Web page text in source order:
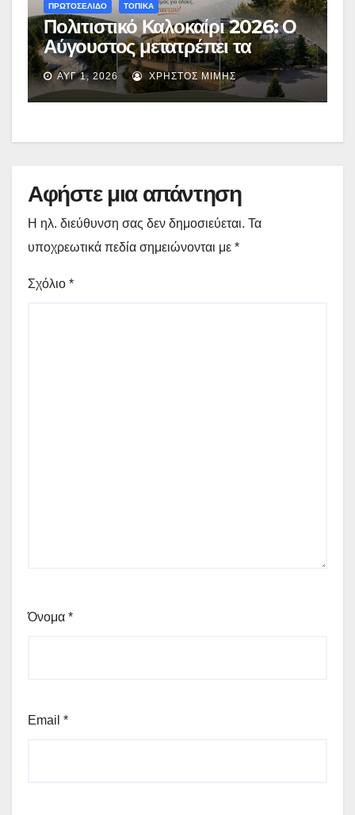
ΠΡΩΤΟΣΕΛΙΔΟ ΤΟΠΙΚΑ
Πολιτιστικό Καλοκαίρι 2026: Ο
Αύγουστος μετατρέπει τα
Γρεβενά σε μια απέραντη σκηνή
πολιτισμού – Το αναλυτικό
πρόγραμμα
ΑΥΓ 1, 2026 ΧΡΉΣΤΟΣ ΜΊΜΗΣ
Αφήστε μια απάντηση
Η ηλ. διεύθυνση σας δεν δημοσιεύεται. Τα
υποχρεωτικά πεδία σημειώνονται με *
Σχόλιο *
Όνομα *
Email *